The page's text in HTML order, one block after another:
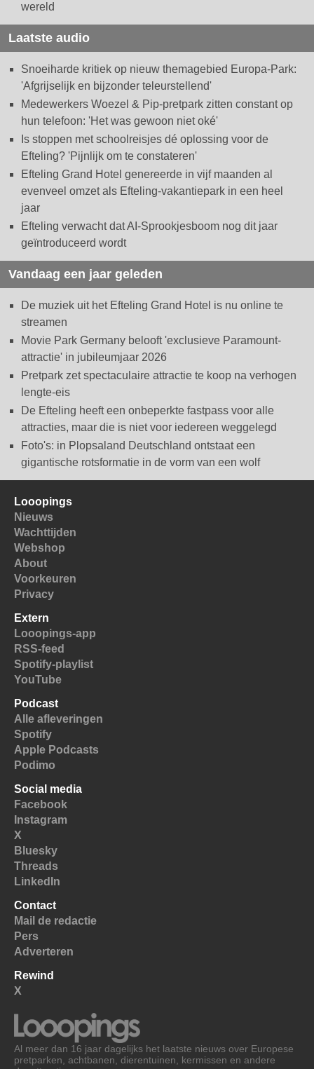
wereld
Laatste audio
Snoeiharde kritiek op nieuw themagebied Europa-Park:
'Afgrijselijk en bijzonder teleurstellend'
Medewerkers Woezel & Pip-pretpark zitten constant op
hun telefoon: 'Het was gewoon niet oké'
Is stoppen met schoolreisjes dé oplossing voor de
Efteling? 'Pijnlijk om te constateren'
Efteling Grand Hotel genereerde in vijf maanden al
evenveel omzet als Efteling-vakantiepark in een heel
jaar
Efteling verwacht dat AI-Sprookjesboom nog dit jaar
geïntroduceerd wordt
Vandaag een jaar geleden
De muziek uit het Efteling Grand Hotel is nu online te
streamen
Movie Park Germany belooft 'exclusieve Paramount-
attractie' in jubileumjaar 2026
Pretpark zet spectaculaire attractie te koop na verhogen
lengte-eis
De Efteling heeft een onbeperkte fastpass voor alle
attracties, maar die is niet voor iedereen weggelegd
Foto's: in Plopsaland Deutschland ontstaat een
gigantische rotsformatie in de vorm van een wolf
Looopings
Nieuws
Wachttijden
Webshop
About
Voorkeuren
Privacy
Extern
Looopings-app
RSS-feed
Spotify-playlist
YouTube
Podcast
Alle afleveringen
Spotify
Apple Podcasts
Podimo
Social media
Facebook
Instagram
X
Bluesky
Threads
LinkedIn
Contact
Mail de redactie
Pers
Adverteren
Rewind
X
Al meer dan 16 jaar dagelijks het laatste nieuws over Europese
pretparken, achtbanen, dierentuinen, kermissen en andere